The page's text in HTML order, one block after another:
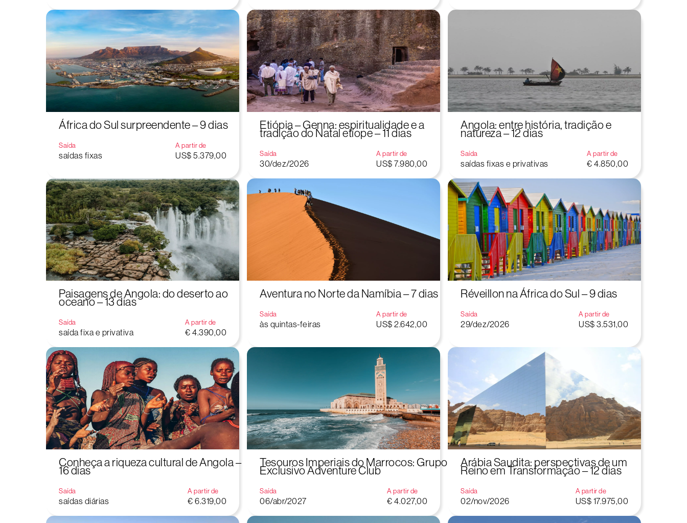
Aperte "Enter" para buscar ou "ESC" para fechar
África do Sul surpreendente – 9 dias
Saída
saídas fixas
A partir de
US$ 5.379,00
Etiópia – Genna: espiritualidade e a
tradição do Natal etíope – 11 dias
Saída
30/dez/2026
A partir de
US$ 7.980,00
Angola: entre história, tradição e
natureza – 12 dias
Saída
saídas fixas e privativas
A partir de
€ 4.850,00
Paisagens de Angola: do deserto ao
oceano – 13 dias
Saída
saída fixa e privativa
A partir de
€ 4.390,00
Aventura no Norte da Namíbia – 7 dias
Saída
às quintas-feiras
A partir de
US$ 2.642,00
Réveillon na África do Sul – 9 dias
Saída
29/dez/2026
A partir de
US$ 3.531,00
Conheça a riqueza cultural de Angola –
16 dias
Saída
saídas diárias
A partir de
€ 6.319,00
Tesouros Imperiais do Marrocos: Grupo
Exclusivo Adventure Club
Saída
06/abr/2027
A partir de
€ 4.027,00
Arábia Saudita: perspectivas de um
Reino em Transformação – 12 dias
Saída
02/nov/2026
A partir de
US$ 17.975,00